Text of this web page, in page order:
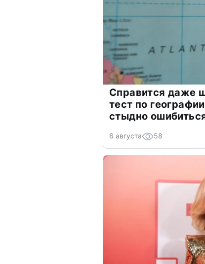
Справится даже
тест по
стыдно
6 августа 58